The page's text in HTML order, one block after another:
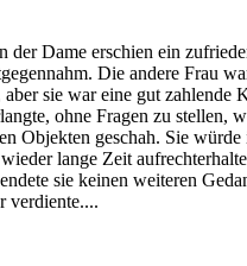
der Dame erschien ein
Die andere Frau
sie war eine gut zahlende
ohne Fragen zu stellen,
Objekten geschah. Sie
lange Zeit
sie keinen weiteren
verdiente....